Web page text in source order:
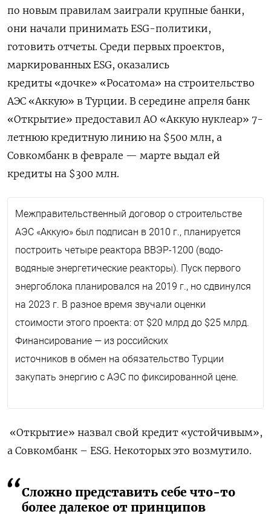
по новым правилам заиграли крупные банки,
они начали принимать ESG-политики,
готовить отчеты. Среди первых проектов,
маркированных ESG, оказались
кредиты «дочке» «Росатома» на строительство
АЭС «Аккую» в Турции. В середине апреля банк
«Открытие» предоставил АО «Аккую нуклеар» 7-
летнюю кредитную линию на $500 млн, а
Совкомбанк в феврале — марте выдал ей
кредиты на $300 млн.
Межправительственный договор о строительстве
АЭС «Аккую» был подписан в 2010 г., планируется
построить четыре реактора ВВЭР-1200 (водо-
водяные энергетические реакторы). Пуск первого
энергоблока планировался на 2019 г., но сдвинулся
на 2023 г. В разное время звучали оценки
стоимости этого проекта: от $20 млрд до $25 млрд.
Финансирование — из российских
источников в обмен на обязательство Турции
закупать энергию с АЭС по фиксированной цене.
«Открытие» назвал свой кредит «устойчивым»,
а Совкомбанк – ESG. Некоторых это возмутило.
Сложно представить себе что-то
более далекое от принципов